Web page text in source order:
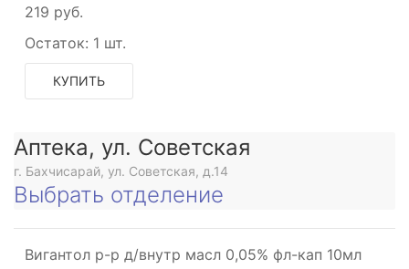
219 руб.
Остаток: 1 шт.
КУПИТЬ
Аптека, ул. Советская
г. Бахчисарай, ул. Советская, д.14
Выбрать отделение
Вигантол р-р д/внутр масл 0,05% фл-кап 10мл